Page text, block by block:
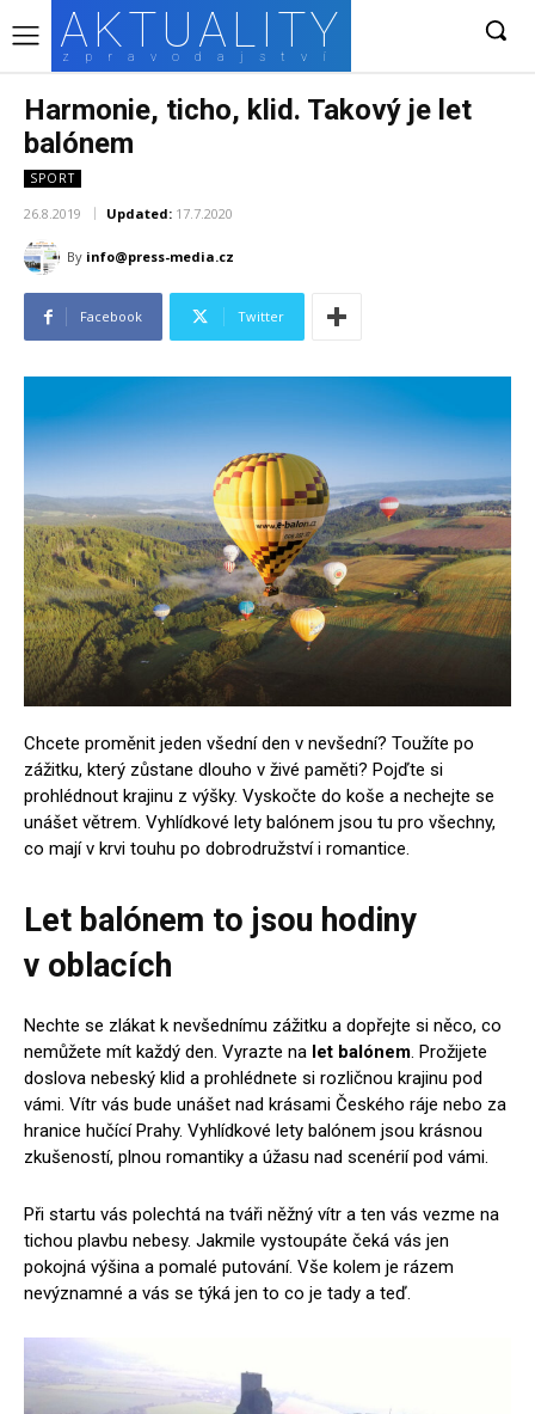
AKTUALITY
zpravodajství
Harmonie, ticho, klid. Takový je let
balónem
SPORT
26.8.2019 Updated: 17.7.2020
By info@press-media.cz
Facebook Twitter
Chcete proměnit jeden všední den v nevšední? Toužíte po
zážitku, který zůstane dlouho v živé paměti? Pojďte si
prohlédnout krajinu z výšky. Vyskočte do koše a nechejte se
unášet větrem. Vyhlídkové lety balónem jsou tu pro všechny,
co mají v krvi touhu po dobrodružství i romantice.
Let balónem to jsou hodiny
v oblacích
Nechte se zlákat k nevšednímu zážitku a dopřejte si něco, co
nemůžete mít každý den. Vyrazte na let balónem. Prožijete
doslova nebeský klid a prohlédnete si rozličnou krajinu pod
vámi. Vítr vás bude unášet nad krásami Českého ráje nebo za
hranice hučící Prahy. Vyhlídkové lety balónem jsou krásnou
zkušeností, plnou romantiky a úžasu nad scenérií pod vámi.
Při startu vás polechtá na tváři něžný vítr a ten vás vezme na
tichou plavbu nebesy. Jakmile vystoupáte čeká vás jen
pokojná výšina a pomalé putování. Vše kolem je rázem
nevýznamné a vás se týká jen to co je tady a teď.